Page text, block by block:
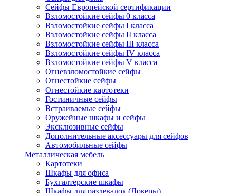
Сейфы Европейской сертификации
Взломостойкие сейфы 0 класса
Взломостойкие сейфы I класса
Взломостойкие сейфы II класса
Взломостойкие сейфы III класса
Взломостойкие сейфы IV класса
Взломостойкие сейфы V класса
Огневзломостойкие сейфы
Огнестойкие сейфы
Огнестойкие картотеки
Гостиничные сейфы
Встраиваемые сейфы
Оружейные шкафы и сейфы
Эксклюзивные сейфы
Дополнительные аксессуары для сейфов
Автомобильные сейфы
Металлическая мебель
Картотеки
Шкафы для офиса
Бухгалтерские шкафы
Шкафы для раздевалок (Локеры)